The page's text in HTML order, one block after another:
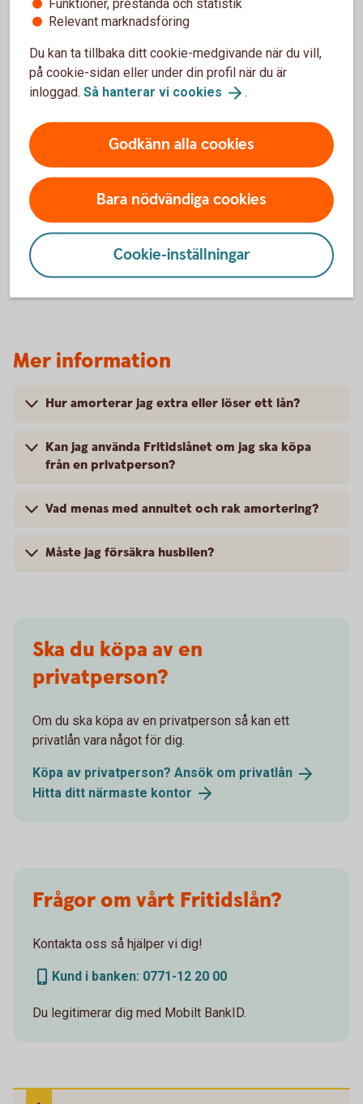
Ränta
rörlig.
Uppläggningsavgift
550 kr
Aviseringsavgift
0 kr
Med e-faktura, 19 kr med autogiro och 45 kr
för postala avier.
Tillbaka
Mer information
Hur amorterar jag extra eller löser ett lån?
Kan jag använda Fritidslånet om jag ska köpa
från en privatperson?
Vad menas med annuitet och rak amortering?
Måste jag försäkra husbilen?
Ska du köpa av en
privatperson?
Om du ska köpa av en privatperson så kan ett
privatlån vara något för dig.
Köpa av privatperson? Ansök om privatlån
Hitta ditt närmaste kontor
Frågor om vårt Fritidslån?
Kontakta oss så hjälper vi dig!
Kund i banken: 0771-12 20 00
Du legitimerar dig med Mobilt BankID.
Funktioner, prestanda och statistik
Relevant marknadsföring
Du kan ta tillbaka ditt cookie-medgivande när du vill,
på cookie-sidan eller under din profil när du är
inloggad. Så hanterar vi cookies .
Godkänn alla cookies
Bara nödvändiga cookies
Cookie-inställningar